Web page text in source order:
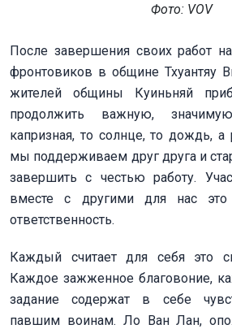
Фото: VOV
После завершения своих работ
фронтовиков в общине Тхуантяу
жителей общины Куиньняй
продолжить важную,
капризная, то солнце, то дождь, а
мы поддерживаем друг друга и
завершить с честью работу.
вместе с другими для нас
ответственность.
Каждый считает для себя это
Каждое зажженное благовоние,
задание содержат в себе
павшим воинам. Ло Ван Лан,